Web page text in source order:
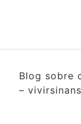
Blog sobre
–